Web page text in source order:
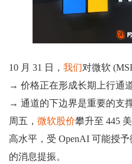
10 月 31 日， 我们对微软
→ 价格正在形成长期上行通
→ 通道的下边界是重要的支撑
周五， 微软股价攀升至 445
高水平，受 OpenAI 可能授
的消息提振。